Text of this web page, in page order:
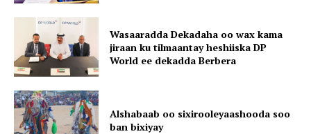
Wasaaradda Dekadaha oo wax kama
jiraan ku tilmaantay heshiiska DP
World ee dekadda Berbera
Alshabaab oo sixirooleyaashooda soo
ban bixiyay